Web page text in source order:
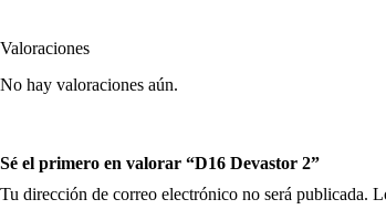
Valoraciones
No hay valoraciones aún.
Sé el primero en valorar “D16 Devastor 2”
Tu dirección de correo electrónico no será publicada.